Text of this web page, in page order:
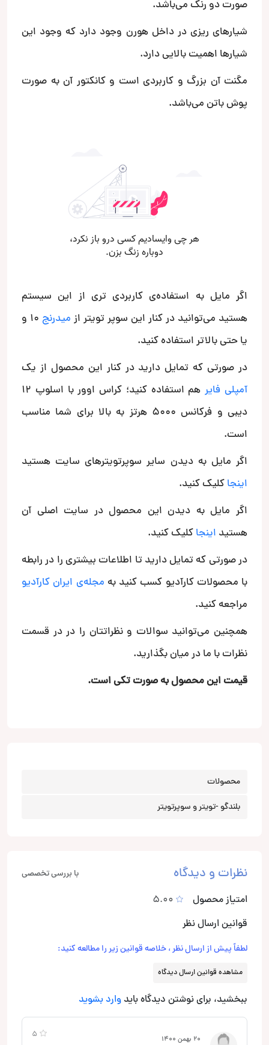
صورت دو رنگ می‌باشد.
شیارهای ریزی در داخل هورن وجود دارد که وجود این
شیارها اهمیت بالایی دارد.
مگنت آن بزرگ و کاربردی است و کانکتور آن به صورت
پوش باتن می‌باشد.
اگر مایل به استفاده‌ی کاربردی تری از این سیستم
هستید می‌توانید در کنار این سوپر تویتر از میدرنج
10 و
یا حتی بالاتر استفاده کنید.
در صورتی که تمایل دارید در کنار این محصول از یک
آمپلی فایر
هم استفاده کنید؛ کراس اوور با اسلوپ 12
دیبی و فرکانس 5000 هرتز به بالا برای شما مناسب
است.
اگر مایل به دیدن سایر سوپرتویترهای سایت هستید
اینجاکلیک کنید.
اگر مایل به دیدن این محصول در سایت اصلی آن
هستید اینجاکلیک کنید.
در صورتی که تمایل دارید تا اطلاعات بیشتری را در رابطه
با محصولات کارآدیو کسب کنید به مجله‌ی ایران کارآدیو
مراجعه کنید.
همچنین می‌توانید سوالات و نظراتتان را در در قسمت
نظرات با ما در میان بگذارید.
قیمت این محصول به صورت تکی است.
محصولات
بلندگو -تویتر و سوپرتویتر
نظرات و دیدگاه با بررسی تخصصی
امتیاز محصول
5.00
قوانین ارسال نظر
لطفاً پیش از ارسال نظر ، خلاصه قوانین زیر را مطالعه کنید:
مشاهده قوانین ارسال دیدگاه
ببخشید، برای نوشتن دیدگاه باید وارد بشوید
5 20 بهمن 1400